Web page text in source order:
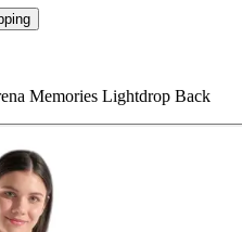
Memories Lightdrop Back